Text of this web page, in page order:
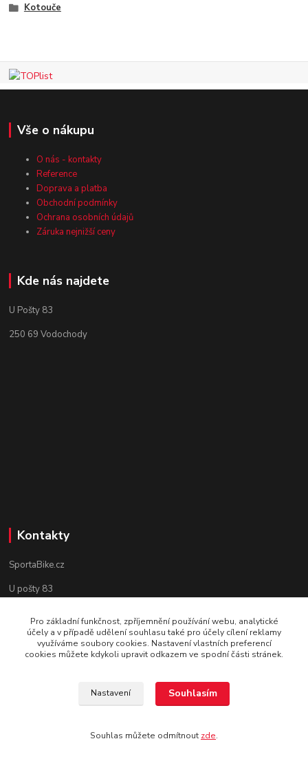
Kotouče
Vše o nákupu
O nás - kontakty
Reference
Doprava a platba
Obchodní podmínky
Ochrana osobních údajů
Záruka nejnižší ceny
Kde nás najdete
U Pošty 83
250 69 Vodochody
Kontakty
SportaBike.cz
U pošty 83
tel.: +420 736 274 612
e-mail: info@sportabike.cz
Vytvořeno systémem www.eshop-rychle.cz
Pro základní funkčnost, zpříjemnění používání webu, analytické
účely a v případě udělení souhlasu také pro účely cílení reklamy
využíváme soubory cookies. Nastavení vlastních preferencí
cookies můžete kdykoli upravit odkazem ve spodní části stránek.
Nastavení Souhlasím
Souhlas můžete odmítnout zde.